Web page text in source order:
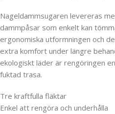
Nageldammsugaren levereras
dammpåsar som enkelt kan
ergonomiska utformningen och
extra komfort under längre
ekologiskt läder är rengöringen
fuktad trasa.
Tre kraftfulla fläktar
Enkel att rengöra och underhålla